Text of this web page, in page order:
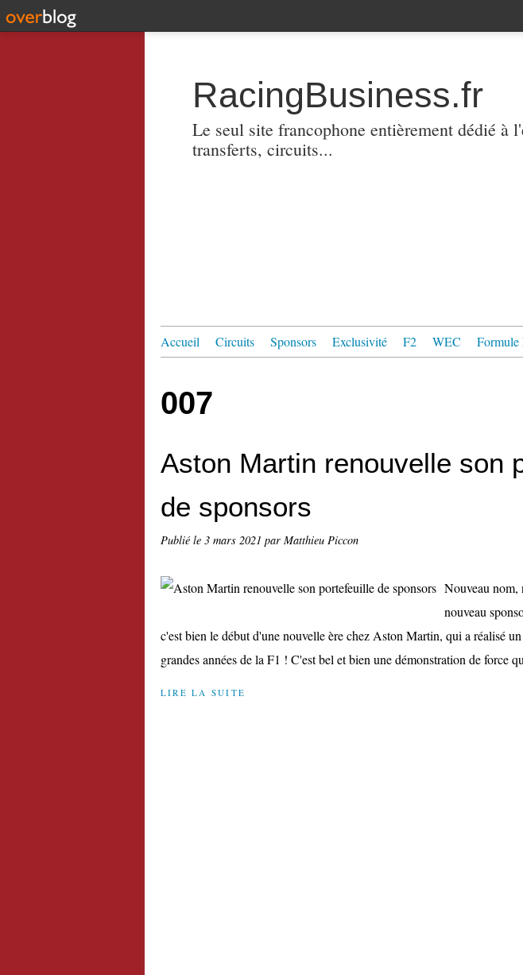
RacingBusiness.fr
Le seul site francophone entièrement dédié à
transferts, circuits...
Accueil Circuits Sponsors Exclusivité F2 WEC Formule
007
Aston Martin renouvelle son
de sponsors
Publié le 3 mars 2021 par Matthieu Piccon
Nouveau nom,
nouveau
c'est bien le début d'une nouvelle ère chez Aston Martin, qui a réalisé
grandes années de la F1 ! C'est bel et bien une démonstration de force
LIRE LA SUITE